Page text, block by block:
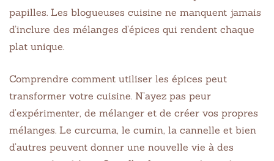
papilles. Les blogueuses cuisine ne manquent jamais
d’inclure des mélanges d’épices qui rendent chaque
plat unique.
Comprendre comment utiliser les épices peut
transformer votre cuisine. N’ayez pas peur
d’expérimenter, de mélanger et de créer vos propres
mélanges. Le curcuma, le cumin, la cannelle et bien
d’autres peuvent donner une nouvelle vie à des